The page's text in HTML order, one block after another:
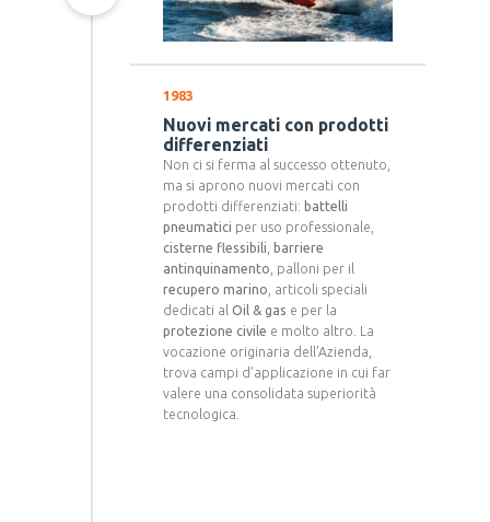
1983
Nuovi mercati con prodotti
differenziati
Non ci si ferma al successo ottenuto,
ma si aprono nuovi mercati con
prodotti differenziati: battelli
pneumatici per uso professionale,
cisterne flessibili
barriere
antinquinamento
, palloni per il
recupero marino
, articoli speciali
dedicati alOil & gas e per la
protezione civile e molto altro. La
vocazione originaria dell’Azienda,
trova campi d’applicazione in cui far
valere una consolidata superiorità
tecnologica.